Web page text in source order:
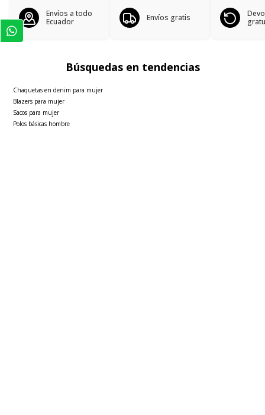
Envíos a todo
Ecuador
Envíos gratis
Búsquedas en tendencias
Chaquetas en denim para mujer
Blazers para mujer
Sacos para mujer
Polos básicas hombre